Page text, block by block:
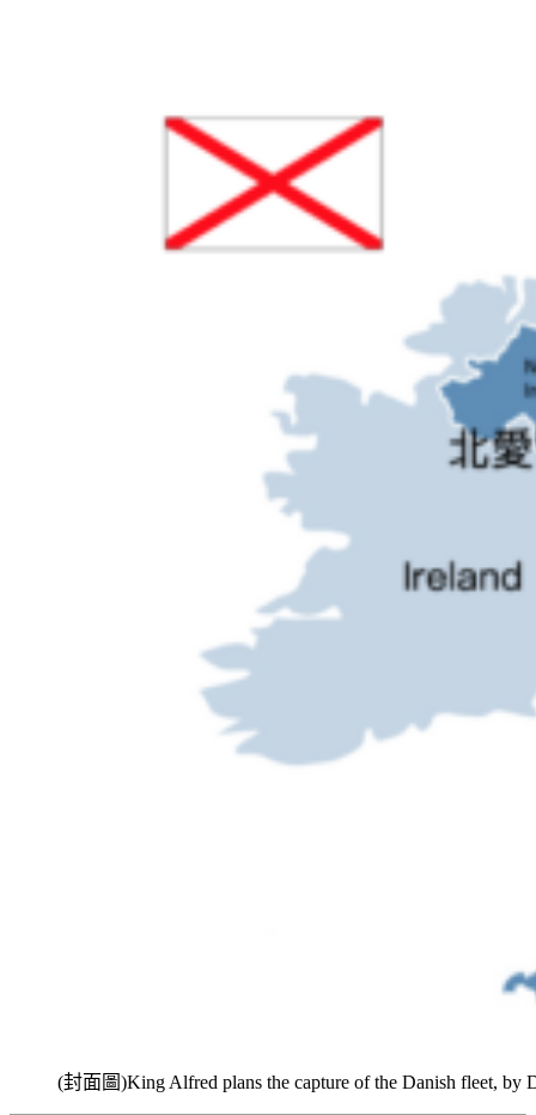
(封面圖)King Alfred plans the capture of the Danish fleet, by